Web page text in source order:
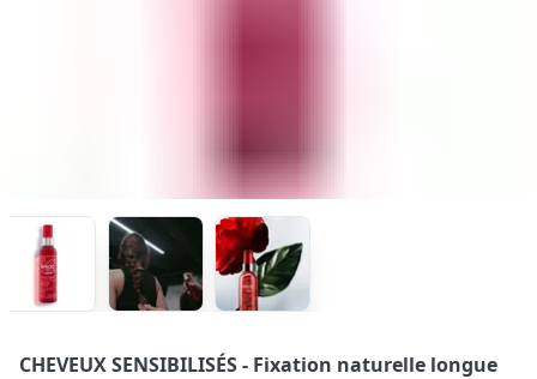
CHEVEUX SENSIBILISÉS- Fixation naturelle longue